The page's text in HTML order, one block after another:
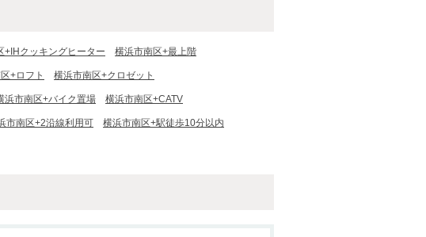
+IHクッキングヒーター 横浜市南区+最上階
+ロフト 横浜市南区+クロゼット
浜市南区+バイク置場 横浜市南区+CATV
市南区+2沿線利用可 横浜市南区+駅徒歩10分以内